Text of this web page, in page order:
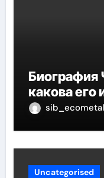
Биография
какова его
sib_ecometal
Uncategorised